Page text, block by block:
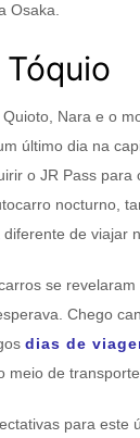
Osaka.
Nara e o
último dia na
o JR Pass para
nocturno,
de viajar
se revelaram
Chego
dias de
meio de
para este